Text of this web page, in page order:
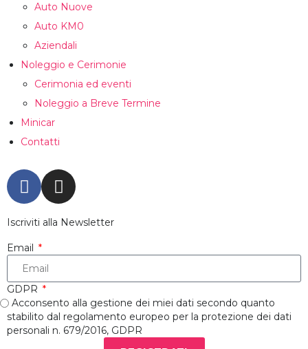
Auto Nuove
Auto KM0
Aziendali
Noleggio e Cerimonie
Cerimonia ed eventi
Noleggio a Breve Termine
Minicar
Contatti
Iscriviti alla Newsletter
Email
GDPR
Acconsento alla gestione dei miei dati secondo quanto
stabilito dal regolamento europeo per la protezione dei dati
personali n. 679/2016, GDPR